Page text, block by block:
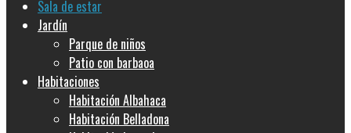
Sala de estar
Jardín
Parque de niños
Patio con barbaoa
Habitaciones
Habitación Albahaca
Habitación Belladona